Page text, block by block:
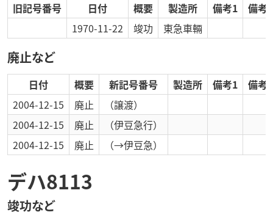
旧記号番号 日付 概要 製造所 備考1
備考2
1970-11-22
竣功 東急車輛
廃止など
日付 概要 新記号番号 製造所 備考1
備考2
2004-12-15
廃止
（譲渡）
2004-12-15
廃止
（伊豆急行）
2004-12-15
廃止 （→伊豆急）
デハ8113
竣功など